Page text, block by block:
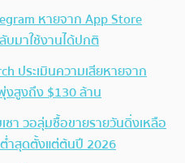
หายจาก App Store
มาใช้งานได้ปกติ
ประเมินความเสียหายจาก
งสูงถึง $130 ล้าน
ซา วอลุ่มซื้อขายรายวันดิ่งเหลือ
ำสุดตั้งแต่ต้นปี 2026